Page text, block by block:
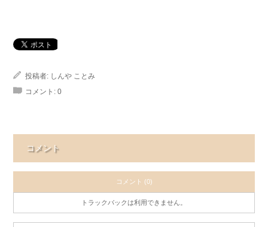
投稿者: しんや ことみ
コメント: 0
コメント
コメント (0)
トラックバックは利用できません。